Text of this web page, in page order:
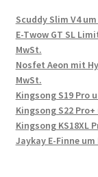
Scuddy Slim V4
E-Twow GT SL
MwSt.
Nosfet Aeon mit
MwSt.
Kingsong S19 Pro
Kingsong S22
Kingsong KS18XL
Jaykay E-Finne